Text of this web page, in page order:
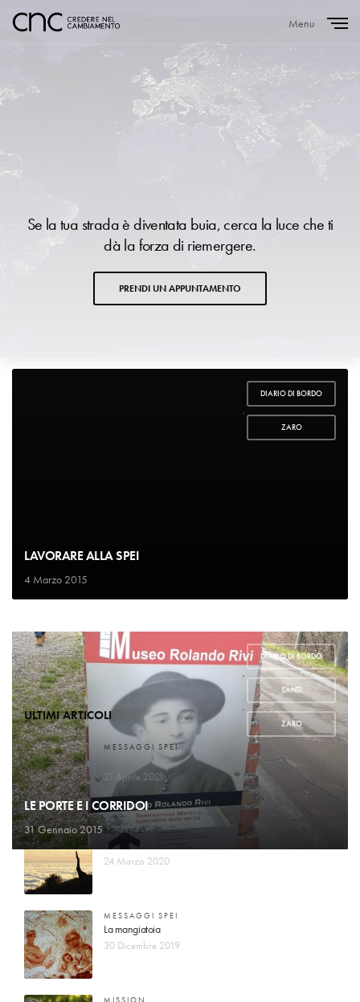
Menu
Se la tua strada è diventata buia, cerca la luce che ti
dà la forza di riemergere.
PRENDI UN APPUNTAMENTO
DIARIO DI BORDO
,
ZARO
LAVORARE ALLA SPEI
4 Marzo 2015
DIARIO DI BORDO
SANTI
ZARO
LE PORTE E I CORRIDOI
31 Gennaio 2015
ULTIMI ARTICOLI
MESSAGGI SPEI
Il Signore conta i miei passi
21 Aprile 2021
SOCIETA'
Vuole dividerci dal nostro creatore
24 Marzo 2020
MESSAGGI SPEI
La mangiatoia
30 Dicembre 2019
MISSION